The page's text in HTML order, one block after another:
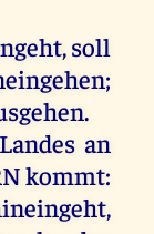
,soll
;
.
Landes an
kommt:
,